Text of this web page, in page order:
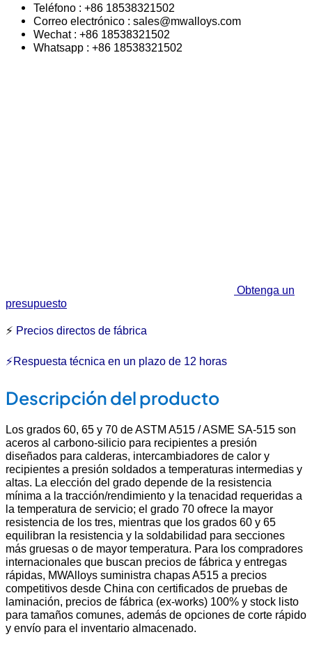
Teléfono : +86 18538321502
Correo electrónico : sales@mwalloys.com
Wechat : +86 18538321502
Whatsapp : +86 18538321502
Obtenga un
presupuesto
⚡ Precios directos de fábrica
⚡Respuesta técnica en un plazo de 12 horas
Descripción del producto
Los grados 60, 65 y 70 de ASTM A515 / ASME SA-515 son
aceros al carbono-silicio para recipientes a presión
diseñados para calderas, intercambiadores de calor y
recipientes a presión soldados a temperaturas intermedias y
altas. La elección del grado depende de la resistencia
mínima a la tracción/rendimiento y la tenacidad requeridas a
la temperatura de servicio; el grado 70 ofrece la mayor
resistencia de los tres, mientras que los grados 60 y 65
equilibran la resistencia y la soldabilidad para secciones
más gruesas o de mayor temperatura. Para los compradores
internacionales que buscan precios de fábrica y entregas
rápidas, MWAlloys suministra chapas A515 a precios
competitivos desde China con certificados de pruebas de
laminación, precios de fábrica (ex-works) 100% y stock listo
para tamaños comunes, además de opciones de corte rápido
y envío para el inventario almacenado.